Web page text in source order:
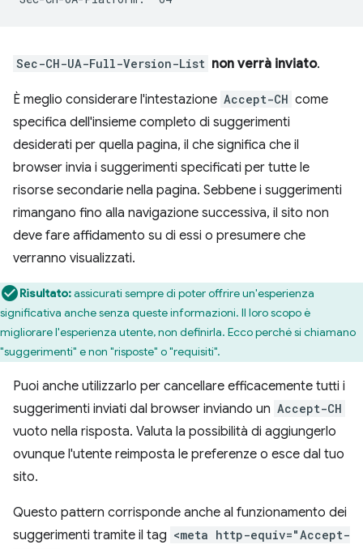
Sec-CH-UA-Full-Version-List non verrà inviato.
È meglio considerare l'intestazione Accept-CH come
specifica dell'insieme completo di suggerimenti
desiderati per quella pagina, il che significa che il
browser invia i suggerimenti specificati per tutte le
risorse secondarie nella pagina. Sebbene i suggerimenti
rimangano fino alla navigazione successiva, il sito non
deve fare affidamento su di essi o presumere che
verranno visualizzati.
Risultato:assicurati sempre di poter offrire un'esperienza
significativa anche senza queste informazioni. Il loro scopo è
migliorare l'esperienza utente, non definirla. Ecco perché si chiamano
"suggerimenti" e non "risposte" o "requisiti".
Puoi anche utilizzarlo per cancellare efficacemente tutti i
suggerimenti inviati dal browser inviando un Accept-CH
vuoto nella risposta. Valuta la possibilità di aggiungerlo
ovunque l'utente reimposta le preferenze o esce dal tuo
sito.
Questo pattern corrisponde anche al funzionamento dei
suggerimenti tramite il tag <meta http-equiv="Accept-